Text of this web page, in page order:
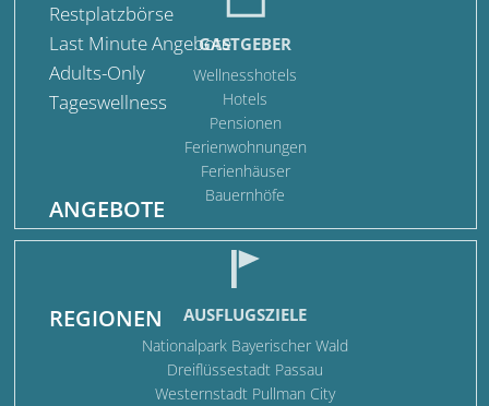
Restplatzbörse
Last Minute Angebote
Adults-Only
Tageswellness
ANGEBOTE
REGIONEN
GASTGEBER
Wellnesshotels
Hotels
Pensionen
Ferienwohnungen
Ferienhäuser
Bauernhöfe
AUSFLUGSZIELE
Nationalpark Bayerischer Wald
Dreiflüssestadt Passau
Westernstadt Pullman City